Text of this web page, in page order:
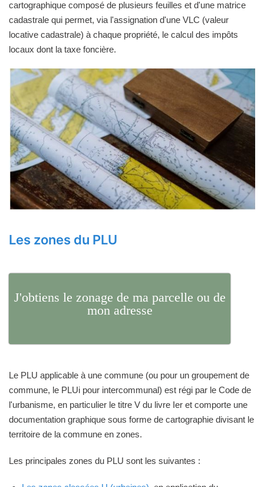
cartographique composé de plusieurs feuilles et d'une matrice
cadastrale qui permet, via l'assignation d'une VLC (valeur
locative cadastrale) à chaque propriété, le calcul des impôts
locaux dont la taxe foncière.
Les zones du PLU
J'obtiens le zonage de ma parcelle ou de
mon adresse
Le PLU applicable à une commune (ou pour un groupement de
commune, le PLUi pour intercommunal) est régi par le Code de
l'urbanisme, en particulier le titre V du livre Ier et comporte une
documentation graphique sous forme de cartographie divisant le
territoire de la commune en zones.
Les principales zones du PLU sont les suivantes :